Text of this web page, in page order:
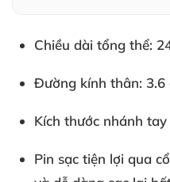
Chiều dài tổng thể:
Đường kính thân: 3.6
Kích thước nhánh
Pin sạc tiện lợi qua